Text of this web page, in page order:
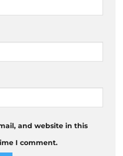
and website in this
I comment.